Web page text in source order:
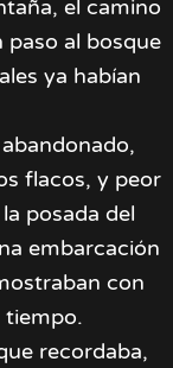
el camino
paso al bosque
ya habían
flacos, y peor
posada del
embarcación
con
tiempo.
recordaba,